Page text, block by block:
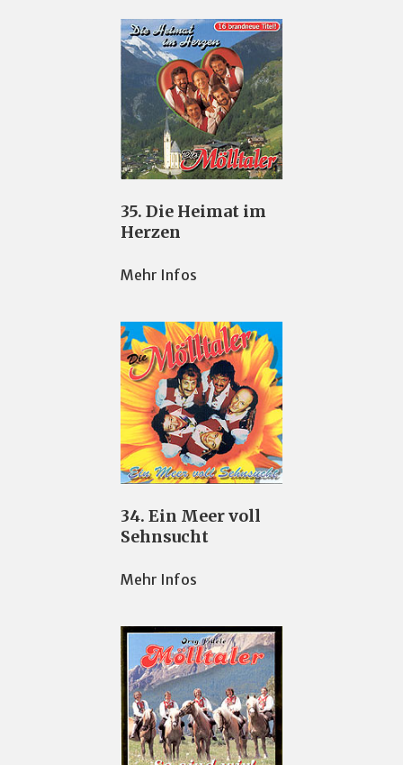
35. Die Heimat im
Herzen
Mehr Infos
34. Ein Meer voll
Sehnsucht
Mehr Infos